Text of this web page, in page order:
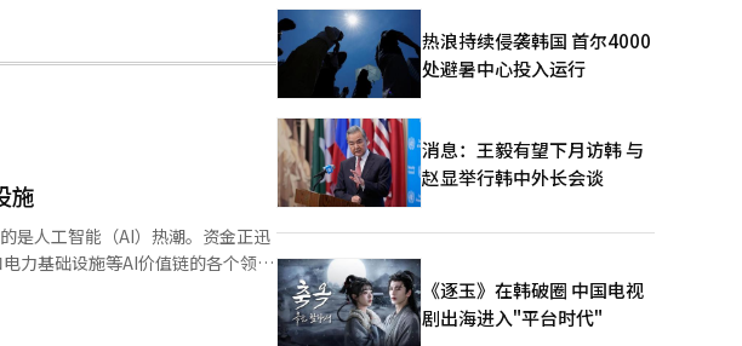
施
是人工智能（AI）热潮。资金正迅
力基础设施等AI价值链的各个领
三电信’（三星电子和SK海力
热浪持续侵袭韩国 首尔4000
处避暑中心投入运行
消息：王毅有望下月访韩 与
赵显举行韩中外长会谈
《逐玉》在韩破圈 中国电视
剧出海进入"平台时代"